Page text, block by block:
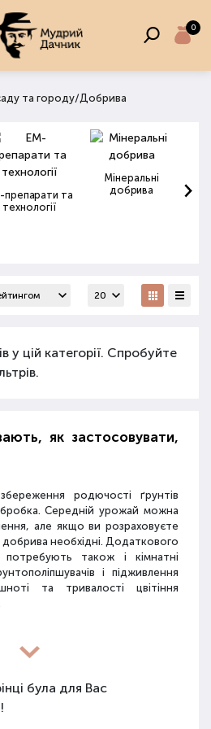
0
та городу/Добрива
препарати та
технології
Мінеральні
добрива
у цій категорії. Спробуйте
як застосовувати,
родючості ґрунтів
Середній урожай можна
але якщо ви розраховуєте
добрива необхідні. Додаткового
також і кімнатні
і підживлення
та тривалості цвітіння
для покращення
якостей ґрунту
види засобів: мінеральні
була для Вас